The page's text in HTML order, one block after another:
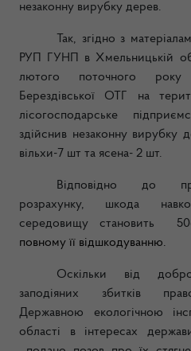
незаконну вирубку дерев.
Так, згідно з
РУП ГУНП в Хмельницькій
лютого поточного року
Берездівської ОТГ на
лісогосподарське
здійснив незаконну вирубку
вільхи-7 шт та ясена- 2 шт.
Відповідно до
розрахунку, шкода
середовищу становить
повному її відшкодуванню.
Оскільки від
заподіяних збитків
Державною екологічною
області в інтересах